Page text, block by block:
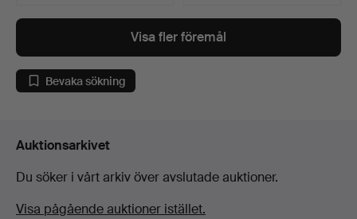
Visa fler föremål
Bevaka sökning
Auktionsarkivet
Du söker i vårt arkiv över avslutade auktioner.
Visa pågående auktioner istället.